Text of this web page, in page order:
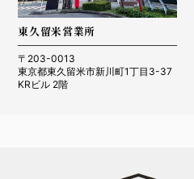
東久留米営業所
〒203-0013
東京都東久留米市新川町1丁目3-37
KRビル 2階